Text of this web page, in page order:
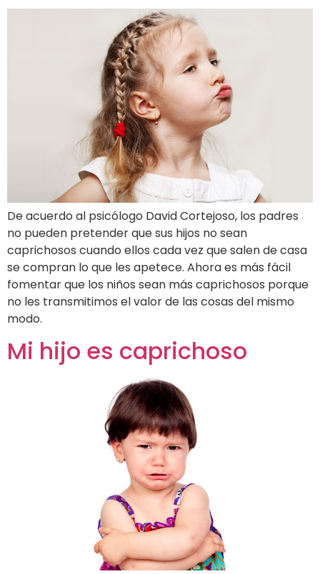
De acuerdo al psicólogo David Cortejoso, los padres
no pueden pretender que sus hijos no sean
caprichosos cuando ellos cada vez que salen de casa
se compran lo que les apetece. Ahora es más fácil
fomentar que los niños sean más caprichosos porque
no les transmitimos el valor de las cosas del mismo
modo.
Mi hijo es caprichoso